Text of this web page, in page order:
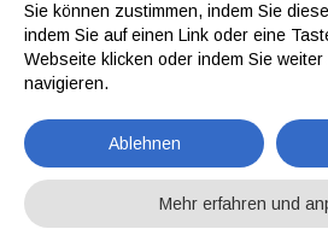
PROFESSIONAL
ALLGEMEINES ZUBEHÖR
MIUSI
MIUSI
Sie können zustimmen, indem Sie
indem Sie auf einen Link oder eine
Webseite klicken oder indem Sie
navigieren.
Ablehnen
Mehr erfahren und